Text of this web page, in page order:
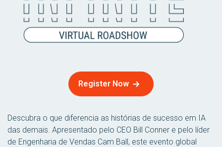
Register Now
Descubra o que diferencia as histórias de sucesso em IA
das demais. Apresentado pelo CEO Bill Conner e pelo líder
de Engenharia de Vendas Cam Ball, este evento global